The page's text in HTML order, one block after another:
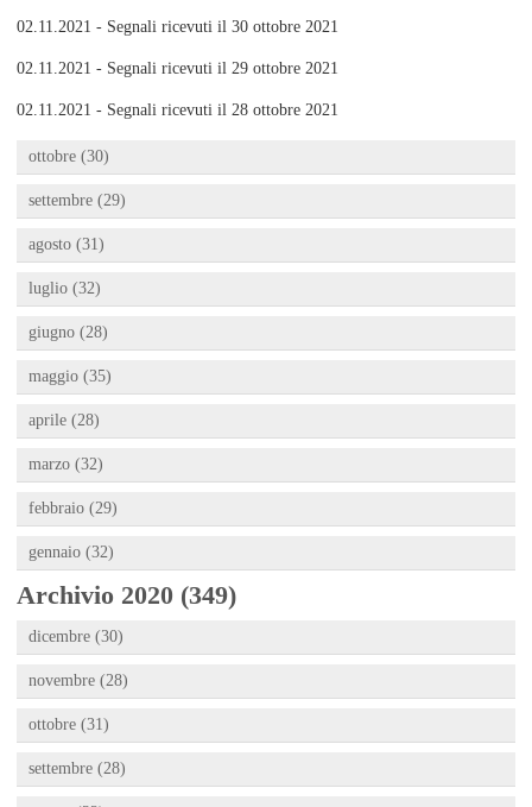
02.11.2021 - Segnali ricevuti il 30 ottobre 2021
02.11.2021 - Segnali ricevuti il 29 ottobre 2021
02.11.2021 - Segnali ricevuti il 28 ottobre 2021
ottobre (30)
settembre (29)
agosto (31)
luglio (32)
giugno (28)
maggio (35)
aprile (28)
marzo (32)
febbraio (29)
gennaio (32)
Archivio 2020 (349)
dicembre (30)
novembre (28)
ottobre (31)
settembre (28)